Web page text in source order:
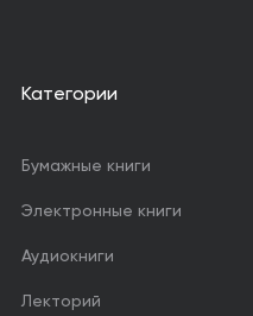
Категории
Бумажные книги
Электронные книги
Аудиокниги
Лекторий